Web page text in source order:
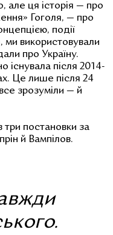
але ця історія — про
Гоголя, — про
події
ми використовували
про Україну.
існувала після 2014-
Це лише після 24
зрозуміли — й
постановки за
й Вампілов.